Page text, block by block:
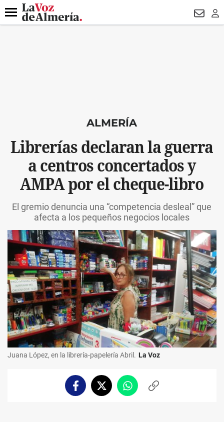
DESTACADO CONDENADOS
Menú
ALMERÍA
Librerías declaran la guerra
a centros concertados y
AMPA por el cheque-libro
El gremio denuncia una “competencia desleal” que
afecta a los pequeños negocios locales
Juana López, en la librería-papelería Abril. La Voz
FacebookTwitterWhatsappCopiar